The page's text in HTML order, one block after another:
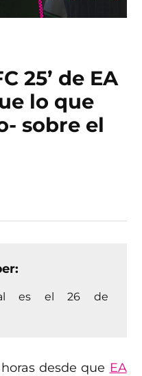
25’ de EA
lo que
sobre el
es el 26 de
desde que EA